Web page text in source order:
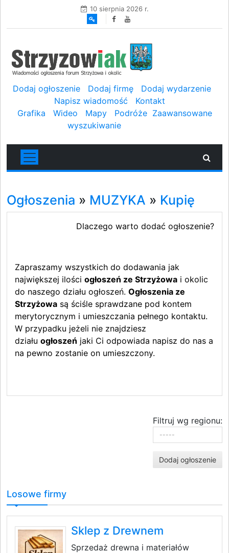
10 sierpnia 2026 r.
Dodaj ogłoszenie Dodaj firmę
Dodaj wydarzenie
Napisz wiadomość
Kontakt
Grafika
Wideo Mapy Podróże Zaawansowane
wyszukiwanie
Ogłoszenia » MUZYKA » Kupię
Dlaczego warto dodać ogłoszenie?
Zapraszamy wszystkich do dodawania jak
największej ilości ogłoszeń ze Strzyżowa i okolic
do naszego działu ogłoszeń. Ogłoszenia ze
Strzyżowa są ściśle sprawdzane pod kontem
merytorycznym i umieszczania pełnego kontaktu.
W przypadku jeżeli nie znajdziesz
działu ogłoszeń jaki Ci odpowiada napisz do nas a
na pewno zostanie on umieszczony.
Filtruj wg regionu:
Dodaj ogłoszenie
Losowe firmy
Sklep z Drewnem
Sprzedaż drewna i materiałów